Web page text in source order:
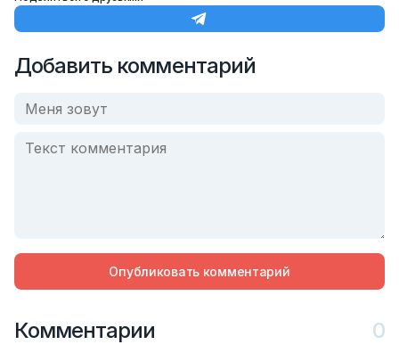
Добавить комментарий
Опубликовать комментарий
Комментарии 0